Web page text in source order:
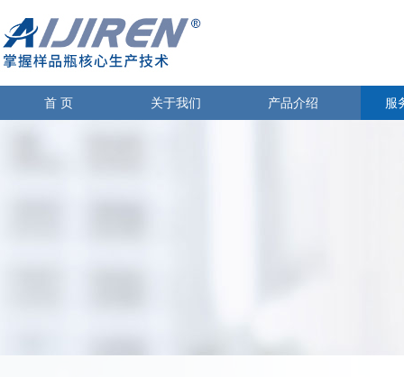
首 页 关于我们 产品介绍 服